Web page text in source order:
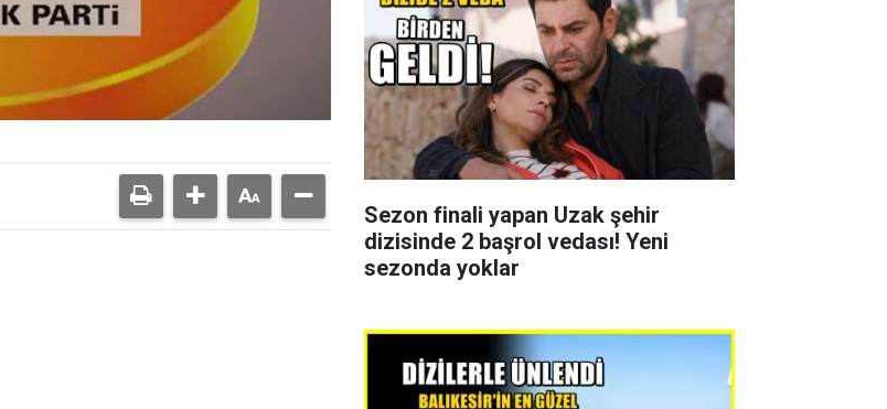
Sezon finali yapan Uzak şehir
dizisinde 2 başrol vedası! Yeni
sezonda yoklar